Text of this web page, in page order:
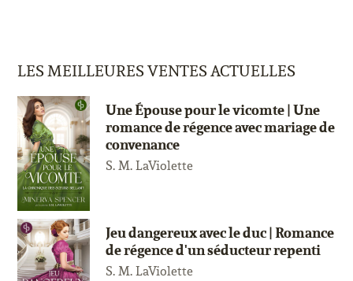
LES MEILLEURES VENTES ACTUELLES
Une Épouse pour le vicomte | Une
romance de régence avec mariage de
convenance
S. M. LaViolette
Jeu dangereux avec le duc | Romance
de régence d'un séducteur repenti
S. M. LaViolette